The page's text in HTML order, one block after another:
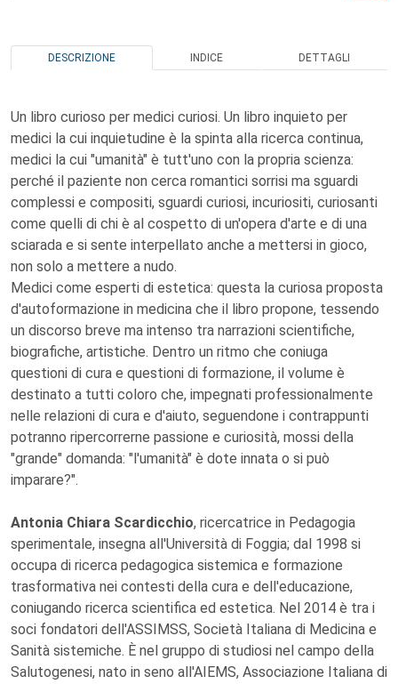
DESCRIZIONE INDICE DETTAGLI
Un libro curioso per medici curiosi. Un libro inquieto per
medici la cui inquietudine è la spinta alla ricerca continua,
medici la cui "umanità" è tutt'uno con la propria scienza:
perché il paziente non cerca romantici sorrisi ma sguardi
complessi e compositi, sguardi curiosi, incuriositi, curiosanti
come quelli di chi è al cospetto di un'opera d'arte e di una
sciarada e si sente interpellato anche a mettersi in gioco,
non solo a mettere a nudo.
Medici come esperti di estetica: questa la curiosa proposta
d'autoformazione in medicina che il libro propone, tessendo
un discorso breve ma intenso tra narrazioni scientifiche,
biografiche, artistiche. Dentro un ritmo che coniuga
questioni di cura e questioni di formazione, il volume è
destinato a tutti coloro che, impegnati professionalmente
nelle relazioni di cura e d'aiuto, seguendone i contrappunti
potranno ripercorrerne passione e curiosità, mossi della
"grande" domanda: "l'umanità" è dote innata o si può
imparare?".
Antonia Chiara Scardicchio, ricercatrice in Pedagogia
sperimentale, insegna all'Università di Foggia; dal 1998 si
occupa di ricerca pedagogica sistemica e formazione
trasformativa nei contesti della cura e dell'educazione,
coniugando ricerca scientifica ed estetica. Nel 2014 è tra i
soci fondatori dell'ASSIMSS, Società Italiana di Medicina e
Sanità sistemiche. È nel gruppo di studiosi nel campo della
Salutogenesi, nato in seno all'AIEMS, Associazione Italiana di